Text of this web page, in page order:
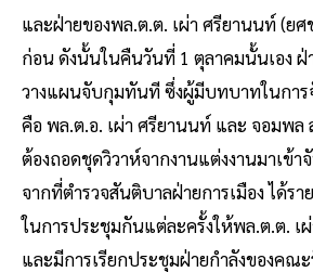
และฝ่ายของพล.ต.ต. เผ่า ศรียานนท์ (ย
ก่อน ดังนั้นในคืนวันที่ 1 ตุลาคมนั้นเอง ฝ่
วางแผนจับกุมทันที ซึ่งผู้มีบทบาทในกา
คือ พล.ต.อ. เผ่า ศรียานนท์ และ จอมพล
ต้องถอดชุดวิวาห์จากงานแต่งงานมาเข้
จากที่ตำรวจสันติบาลฝ่ายการเมือง ได้รา
ในการประชุมกันแต่ละครั้งให้พล.ต.ต. เ
และมีการเรียกประชุมฝ่ายกำลังของคณ